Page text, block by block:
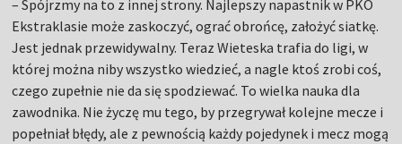
– Spójrzmy na to z innej strony. Najlepszy napastnik w PKO
Ekstraklasie może zaskoczyć, ograć obrońcę, założyć siatkę.
Jest jednak przewidywalny. Teraz Wieteska trafia do ligi, w
której można niby wszystko wiedzieć, a nagle ktoś zrobi coś,
czego zupełnie nie da się spodziewać. To wielka nauka dla
zawodnika. Nie życzę mu tego, by przegrywał kolejne mecze i
popełniał błędy, ale z pewnością każdy pojedynek i mecz mogą